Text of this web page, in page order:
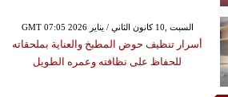
GMT 07:05 2026 السبت ,10 كانون الثاني / يناير
أسرار تنظيف حوض المطبخ والعناية بملحقاته
للحفاظ على نظافته وعمره الطويل